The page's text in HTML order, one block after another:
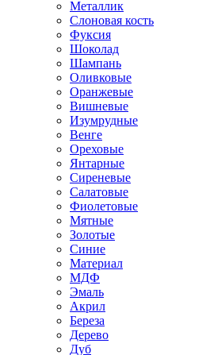
Металлик
Слоновая кость
Фуксия
Шоколад
Шампань
Оливковые
Оранжевые
Вишневые
Изумрудные
Венге
Ореховые
Янтарные
Сиреневые
Салатовые
Фиолетовые
Мятные
Золотые
Синие
Материал
МДФ
Эмаль
Акрил
Береза
Дерево
Дуб